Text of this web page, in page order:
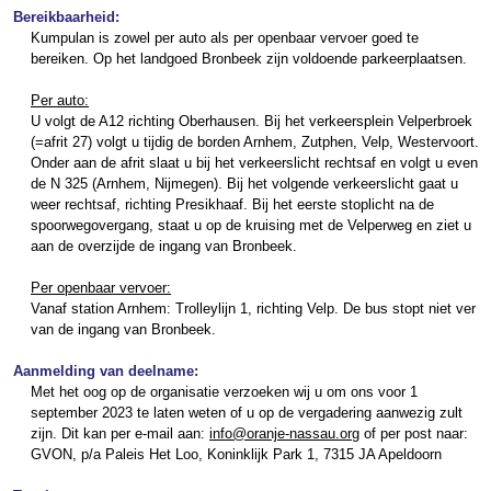
Bereikbaarheid:
Kumpulan is zowel per auto als per openbaar vervoer goed te
bereiken. Op het landgoed Bronbeek zijn voldoende parkeerplaatsen.
Per auto:
U volgt de A12 richting Oberhausen. Bij het verkeersplein Velperbroek
(=afrit 27) volgt u tijdig de borden Arnhem, Zutphen, Velp, Westervoort.
Onder aan de afrit slaat u bij het verkeerslicht rechtsaf en volgt u even
de N 325 (Arnhem, Nijmegen). Bij het volgende verkeerslicht gaat u
weer rechtsaf, richting Presikhaaf. Bij het eerste stoplicht na de
spoorwegovergang, staat u op de kruising met de Velperweg en ziet u
aan de overzijde de ingang van Bronbeek.
Per openbaar vervoer:
Vanaf station Arnhem: Trolleylijn 1, richting Velp. De bus stopt niet ver
van de ingang van Bronbeek.
Aanmelding van deelname:
Met het oog op de organisatie verzoeken wij u om ons voor 1
september 2023 te laten weten of u op de vergadering aanwezig zult
zijn. Dit kan per e-mail aan: info@oranje-nassau.org of per post naar:
GVON, p/a Paleis Het Loo, Koninklijk Park 1, 7315 JA Apeldoorn